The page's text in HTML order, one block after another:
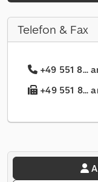
Telefon & Fax
+49 551 8...
+49 551 8...